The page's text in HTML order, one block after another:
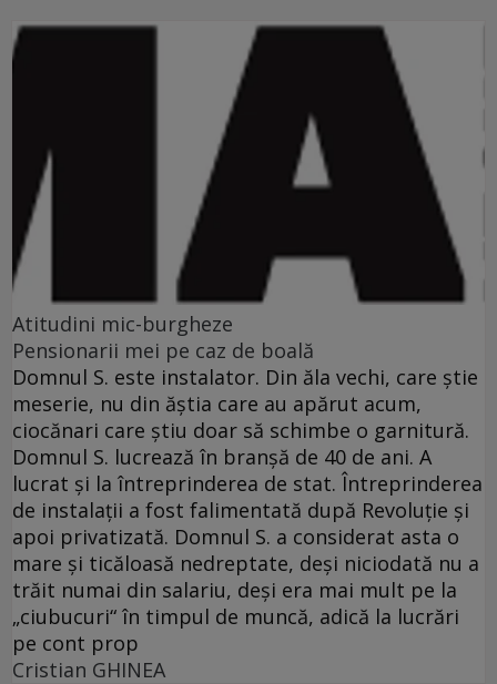
Atitudini mic-burgheze
Pensionarii mei pe caz de boală
Domnul S. este instalator. Din ăla vechi, care ştie
meserie, nu din ăştia care au apărut acum,
ciocănari care ştiu doar să schimbe o garnitură.
Domnul S. lucrează în branşă de 40 de ani. A
lucrat şi la întreprinderea de stat. Întreprinderea
de instalaţii a fost falimentată după Revoluţie şi
apoi privatizată. Domnul S. a considerat asta o
mare şi ticăloasă nedreptate, deşi niciodată nu a
trăit numai din salariu, deşi era mai mult pe la
„ciubucuri“ în timpul de muncă, adică la lucrări
pe cont prop
Cristian GHINEA